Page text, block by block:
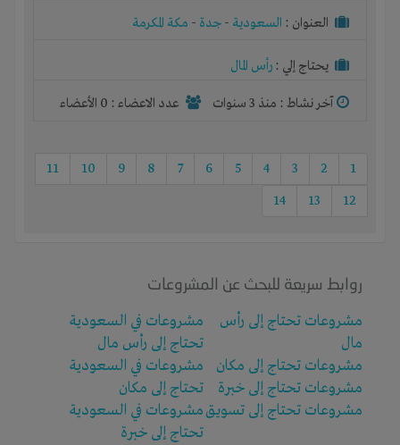
العنوان : السعودية - جدة - مكة المكرمة
يحتاج إلي : رأس المال
آخر نشاط : منذ 3 سنوات عدد الاعضاء : 0 الأعضاء
1
2
3
4
5
6
7
8
9
10
11
12
13
14
روابط سريعة للبحث عن المشروعات
مشروعات تحتاج إلى رأس
مال
مشروعات تحتاج إلى مكان
مشروعات تحتاج إلى خبرة
مشروعات تحتاج إلى تسويق
مشروعات في السعودية
تحتاج إلى رأس مال
مشروعات في السعودية
تحتاج إلى مكان
مشروعات في السعودية
تحتاج إلى خبرة